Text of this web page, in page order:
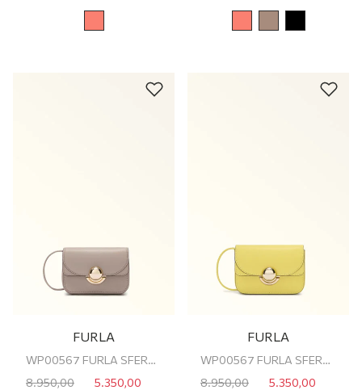
FURLA
WP00567 FURLA SFERA S COIN CASE
8.950,00
5.350,00
FURLA
WP00567 FURLA SFERA S COIN CASE
8.950,00
5.350,00